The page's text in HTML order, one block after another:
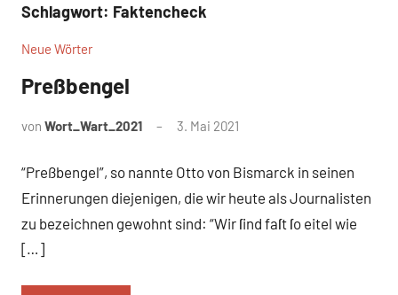
Schlagwort: Faktencheck
Neue Wörter
Preßbengel
von Wort_Wart_2021 3. Mai 2021
“Preßbengel”, so nannte Otto von Bismarck in seinen
Erinnerungen diejenigen, die wir heute als Journalisten
zu bezeichnen gewohnt sind: “Wir ſind faſt ſo eitel wie
[…]